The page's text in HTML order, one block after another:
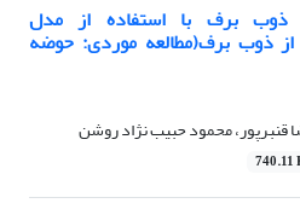
ذوب برف با استفاده از مدل
ذوب برف(مطالعه موردی: حوضه
محمود حبیب نژاد روشن
740.11